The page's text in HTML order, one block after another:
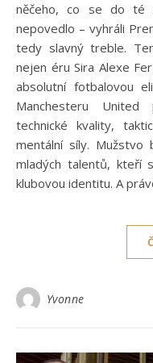
něčeho, co se do té
nepovedlo – vyhráli
tedy slavný treble.
nejen éru Sira Alexe
absolutní fotbalovou
Manchesteru United
technické kvality,
mentální síly. Mužstvo
mladých talentů, kteří
klubovou identitu. A
Yvonne